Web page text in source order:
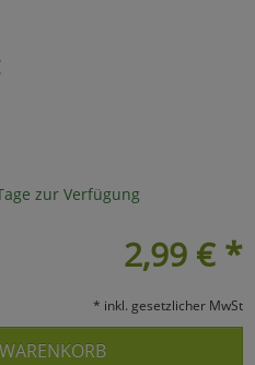
zur Verfügung
2,99 € *
* inkl. gesetzlicher MwSt
zu Haupptseite